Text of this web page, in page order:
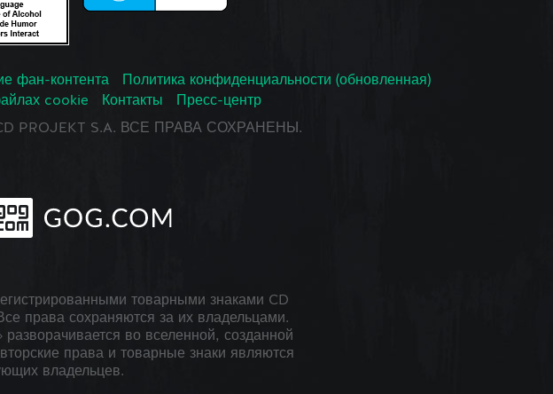
фан-контента
Политика конфиденциальности (обновленная)
cookie Контакты
Пресс-центр
CD PROJEKT S.A. ВСЕ ПРАВА СОХРАНЕНЫ.
товарными знаками CD
права сохраняются за их владельцами.
во вселенной, созданной
права и товарные знаки являются
владельцев.